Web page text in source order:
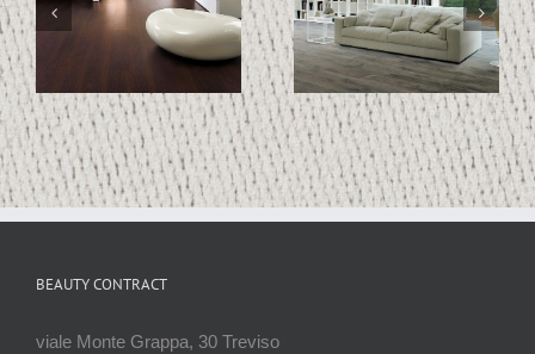
ROVERE
TEMP
ROVERE
RAGUSA
BEAUTY CONTRACT
viale Monte Grappa, 30 Treviso